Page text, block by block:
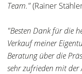
Team."(Rainer
"Besten Dank für die
Verkauf meiner
Beratung über die
sehr zufrieden mit